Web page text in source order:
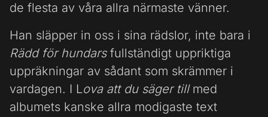
de flesta av våra allra närmaste vänner.
Han släpper in oss i sina rädslor, inte bara i
Rädd för hundarsfullständigt uppriktiga
uppräkningar av sådant som skrämmer i
vardagen. I Lova att du säger till med
albumets kanske allra modigaste text